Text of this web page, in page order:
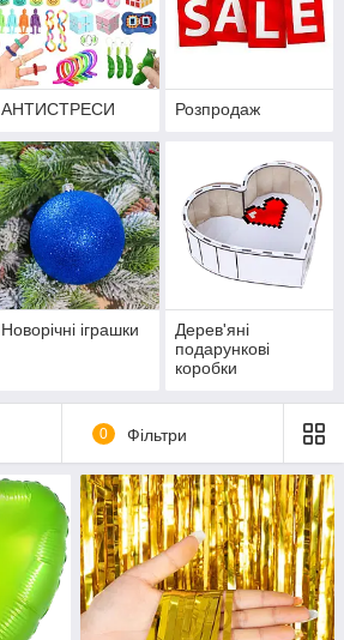
АНТИСТРЕСИ Розпродаж
Новорічні іграшки
Дерев'яні
подарункові
коробки
0 Фільтри